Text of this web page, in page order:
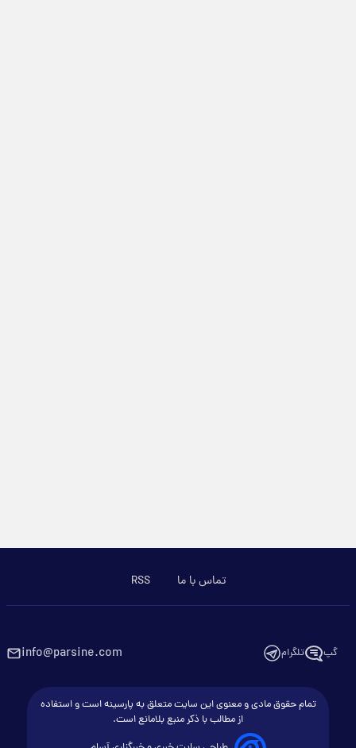
تماس با ما RSS
گپ تلگرام info@parsine.com
تمام حقوق مادی و معنوی این سایت متعلق به پارسینه است و استفاده
از مطالب با ذکر منبع بلامانع است.